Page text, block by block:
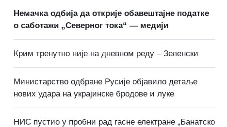
Немачка одбија да открије обавештајне податке
о саботажи „Северног тока“ — медији
Крим тренутно није на дневном реду – Зеленски
Министарство одбране Русије објавило детаље
нових удара на украјинске бродове и луке
НИС пустио у пробни рад гасне електране „Банатско